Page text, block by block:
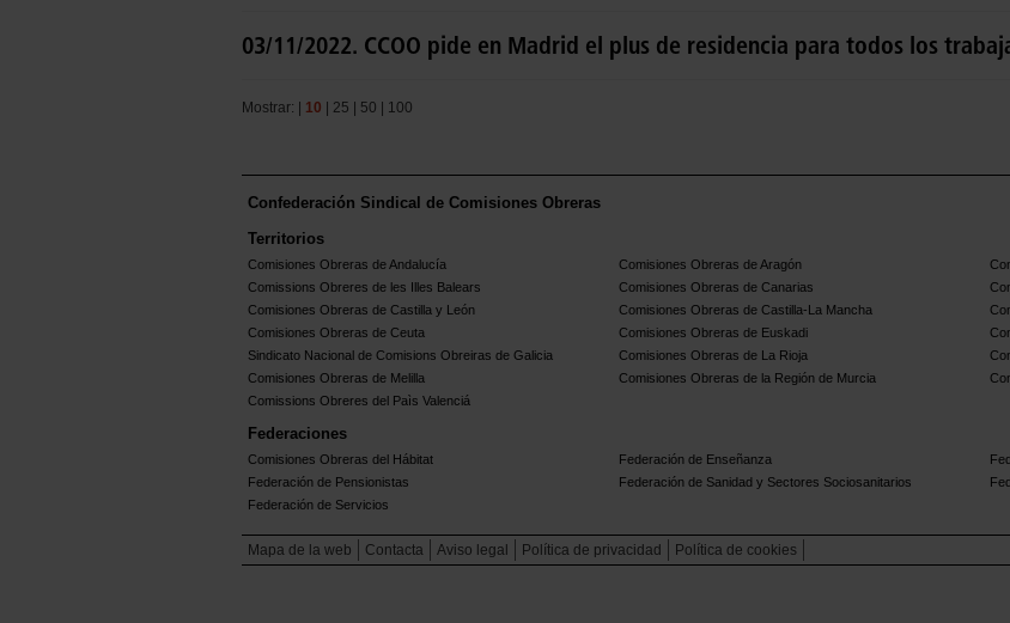
03/11/2022. CCOO pide en Madrid el plus de residencia para todos los
Mostrar: | 10 | 25 | 50 | 100
Confederación Sindical de Comisiones Obreras
Territorios
Comisiones Obreras de Andalucía Comisiones Obreras de Aragón
Comissions Obreres de les Illes Balears
Comisiones Obreras de Canarias
Comisiones Obreras de Castilla y León
Comisiones Obreras de Castilla-La Mancha
Comisiones Obreras de Ceuta
Comisiones Obreras de Euskadi
Sindicato Nacional de Comisions Obreiras de Galicia
Comisiones Obreras de La Rioja
Comisiones Obreras de Melilla
Comisiones Obreras de la Región de Murcia
Comissions Obreres del Paìs Valenciá
Federaciones
Comisiones Obreras del Hábitat Federación de Enseñanza
Federación de Pensionistas
Federación de Sanidad y Sectores Sociosanitarios
Federación de Servicios
Mapa de la web Contacta Aviso legal Política de privacidad Política de cookies